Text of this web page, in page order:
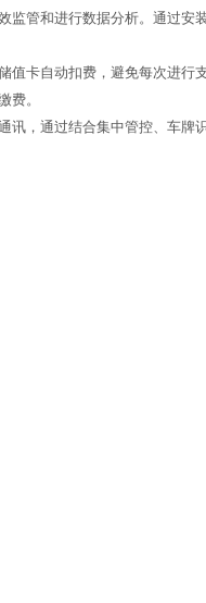
监管和进行数据分析。通过
卡自动扣费，避免每次进行
费。
，通过结合集中管控、车牌